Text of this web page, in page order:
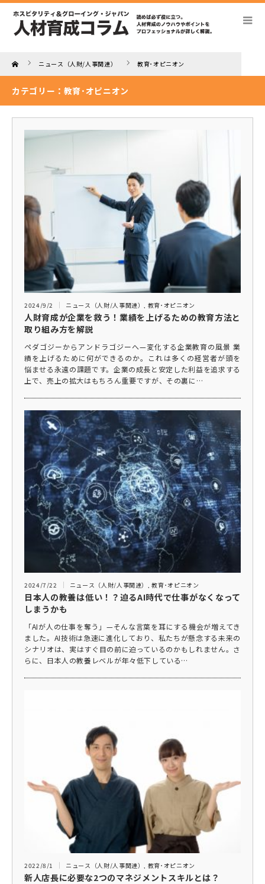
Home ニュース（人財/人事関連） 教育･オピニオン
カテゴリー：教育･オピニオン
2024/9/2 ニュース（人財/人事関連） 教育･オピニオン
人財育成が企業を救う！業績を上げるための教育方法と
取り組み方を解説
ペダゴジーからアンドラゴジーへ—変化する企業教育の風景 業
績を上げるために何ができるのか。これは多くの経営者が頭を
悩ませる永遠の課題です。企業の成長と安定した利益を追求する
上で、売上の拡大はもちろん重要ですが、その裏に…
2024/7/22 ニュース（人財/人事関連）,教育･オピニオン
日本人の教養は低い！？迫るAI時代で仕事がなくなって
しまうかも
「AIが人の仕事を奪う」—そんな言葉を耳にする機会が増えてき
ました。AI技術は急速に進化しており、私たちが懸念する未来の
シナリオは、実はすぐ目の前に迫っているのかもしれません。さ
らに、日本人の教養レベルが年々低下している…
2022/8/1 ニュース（人財/人事関連） 教育･オピニオン
新人店長に必要な2つのマネジメントスキルとは？